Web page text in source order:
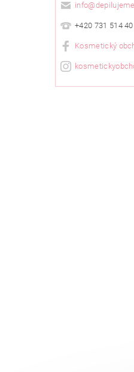
info@
+420 731 514
Kosmetický